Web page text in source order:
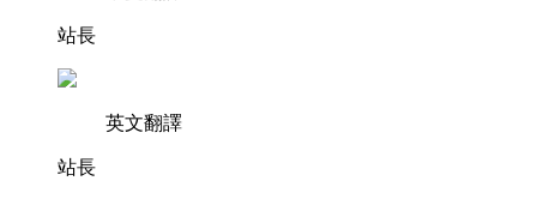
站長
英文翻譯
站長